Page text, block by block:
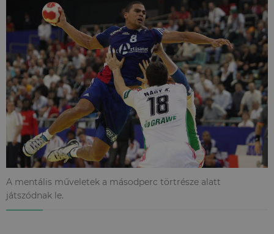
A mentális műveletek a másodperc törtrésze alatt
játszódnak le.